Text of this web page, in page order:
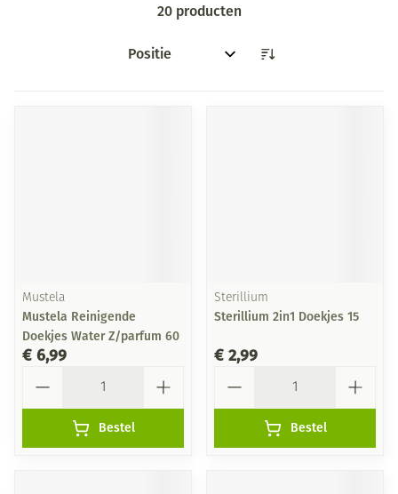
20producten
Sorteer op:
Mustela
Mustela Reinigende
Doekjes Water Z/parfum 60
€ 6,99
Bestel
Sterillium
Sterillium 2in1 Doekjes 15
€ 2,99
Bestel